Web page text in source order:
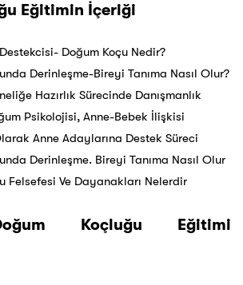
Eğitimin İçeriği
Doğum Koçu Nedir?
Derinleşme-Bireyi Tanıma Nasıl Olur?
Hazırlık Sürecinde Danışmanlık
Psikolojisi, Anne-Bebek İlişkisi
Anne Adaylarına Destek Süreci
Derinleşme. Bireyi Tanıma Nasıl Olur
Felsefesi Ve Dayanakları Nelerdir
Koçluğu Eğitimi